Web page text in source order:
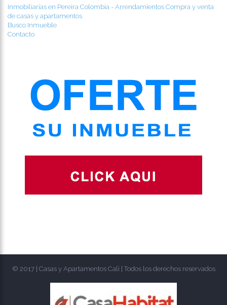
Inmobiliarias en Pereira Colombia - Arrendamientos Compra y venta
de casas y apartamentos
Busco Inmueble
Contacto
© 2017 | Casas y Apartamentos Cali | Todos los derechos reservados